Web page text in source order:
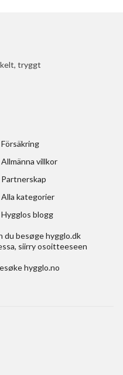
tryggt
Försäkring
Allmänna villkor
Partnerskap
Alla kategorier
Hygglos blogg
du besøgehygglo.dk
, siirry osoitteeseen
hygglo.no